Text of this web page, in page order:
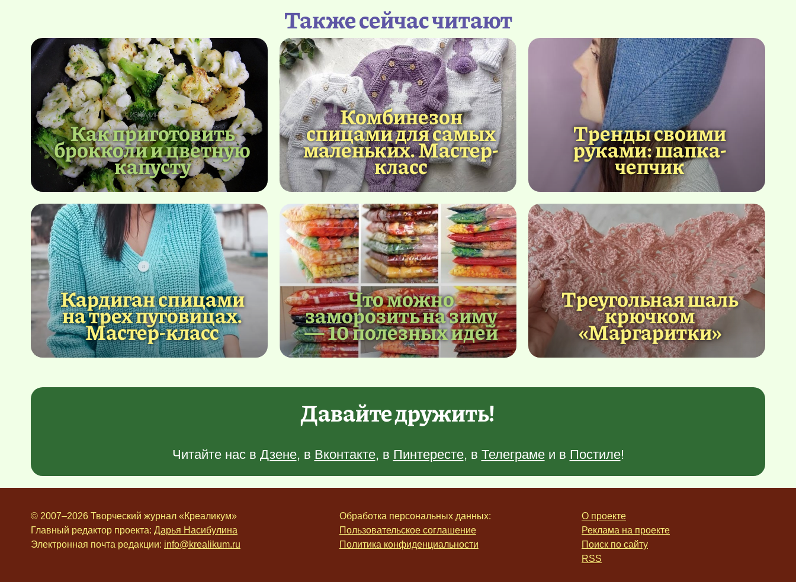
Также сейчас читают
Как приготовить
брокколи и цветную
капусту
Комбинезон
спицами для самых
маленьких. Мастер-
класс
Тренды своими
руками: шапка-
чепчик
Кардиган спицами
на трех пуговицах.
Мастер-класс
Что можно
заморозить на зиму
— 10 полезных идей
Треугольная шаль
крючком
«Маргаритки»
Давайте дружить!
Читайте нас в Дзене, в Вконтакте, в Пинтересте, в Телеграмеи в Постиле!
© 2007–2026 Творческий журнал «Креаликум»
Главный редактор проекта: Дарья Насибулина
Электронная почта редакции: info@krealikum.ru
Обработка персональных данных:
Пользовательское соглашение
Политика конфиденциальности
О проекте
Реклама на проекте
Поиск по сайту
RSS